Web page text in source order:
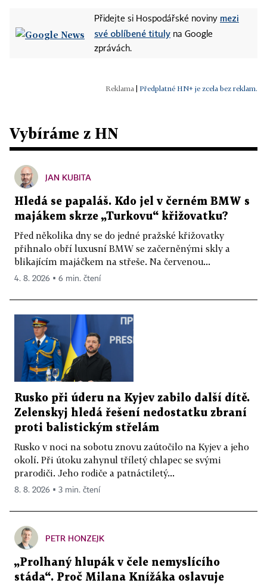
Přidejte si Hospodářské noviny mezi
své oblíbené tituly na Google
zprávách.
Předplatné HN+ je zcela bez reklam.
Vybíráme z HN
JAN KUBITA
Hledá se papaláš. Kdo jel v černém BMW s
majákem skrze „Turkovu“ křižovatku?
Před několika dny se do jedné pražské křižovatky
přihnalo obří luxusní BMW se začerněnými skly a
blikajícím majáčkem na střeše. Na červenou...
4. 8. 2026 ▪ 6 min. čtení
Rusko při úderu na Kyjev zabilo další dítě.
Zelenskyj hledá řešení nedostatku zbraní
proti balistickým střelám
Rusko v noci na sobotu znovu zaútočilo na Kyjev a jeho
okolí. Při útoku zahynul tříletý chlapec se svými
prarodiči. Jeho rodiče a patnáctiletý...
8. 8. 2026 ▪ 3 min. čtení
PETR HONZEJK
„Prolhaný hlupák v čele nemyslícího
stáda“. Proč Milana Knížáka oslavuje